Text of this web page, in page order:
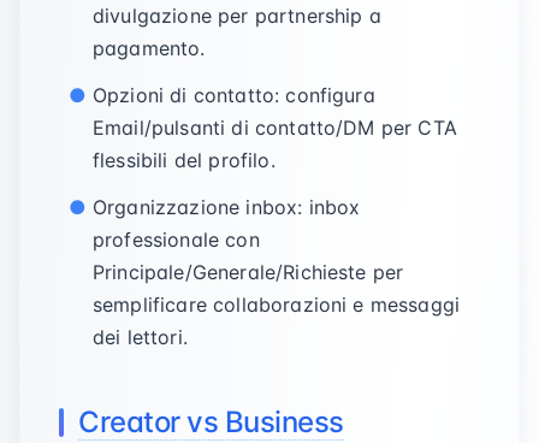
divulgazione per partnership a
pagamento.
Opzioni di contatto: configura
Email/pulsanti di contatto/DM per CTA
flessibili del profilo.
Organizzazione inbox: inbox
professionale con
Principale/Generale/Richieste per
semplificare collaborazioni e messaggi
dei lettori.
Creator vs Business